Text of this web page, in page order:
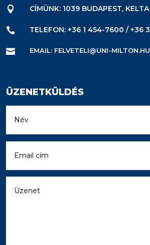
 CÍMÜNK: 1039 BUDAPEST,
 TELEFON: +36 1 454-7600 / +36
 EMAIL: FELVETELI@UNI-MILTON.HU
ÜZENETKÜLDÉS